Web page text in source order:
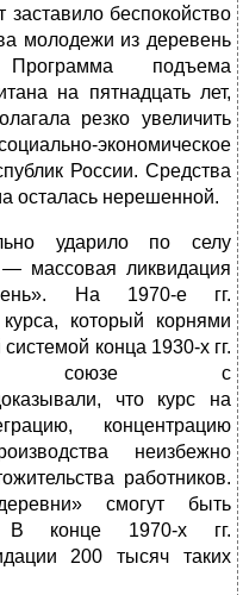
заставило беспокойство
молодежи из деревень
подъема
на пятнадцать лет,
резко увеличить
экономическое
России. Средства
осталась нерешенной.
ударило по селу
массовая ликвидация
На 1970-е гг.
который корнями
конца 1930-х гг.
в союзе с
что курс на
концентрацию
неизбежно
работников.
смогут быть
В конце 1970-х гг.
200 тысяч таких